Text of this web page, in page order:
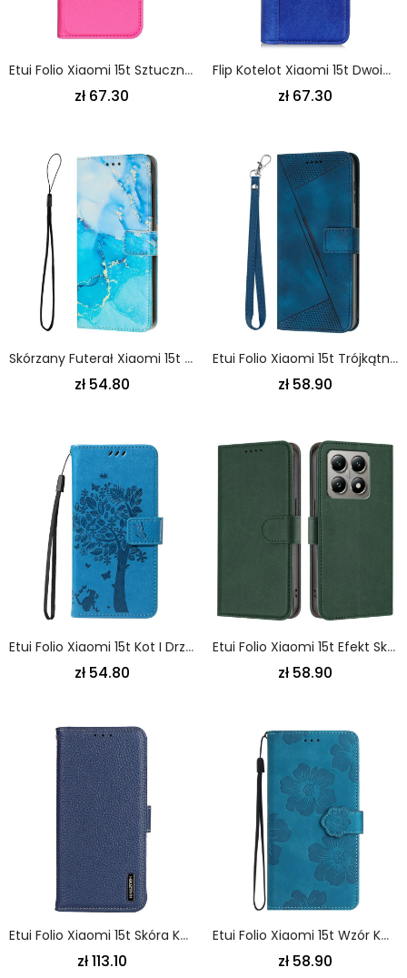
Etui Folio Xiaomi 15t Sztuczna Skóra Liczi
zł 67.30
Flip Kotelot Xiaomi 15t Dwoina Etui Ochronne
zł 67.30
Skórzany Futerał Xiaomi 15t Etui Na Telefon Marmur
zł 54.80
Etui Folio Xiaomi 15t Trójkątny Wzór Z Paskiem
zł 58.90
Etui Folio Xiaomi 15t Kot I Drzewo Etui Ochronne
zł 54.80
Etui Folio Xiaomi 15t Efekt Skóry Etui Ochronne
zł 58.90
Etui Folio Xiaomi 15t Skóra Khazneh Etui Ochronne
zł 113.10
Etui Folio Xiaomi 15t Wzór Kwiatowy Etui Ochronne
zł 58.90